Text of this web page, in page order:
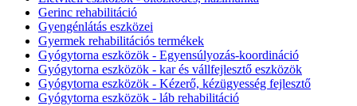
Gerinc rehabilitáció
Gyengénlátás eszközei
Gyermek rehabilitációs termékek
Gyógytorna eszközök - Egyensúlyozás-koordináció
Gyógytorna eszközök - kar és vállfejlesztő eszközök
Gyógytorna eszközök - Kézerő, kézügyesség fejlesztő
Gyógytorna eszközök - láb rehabilitáció